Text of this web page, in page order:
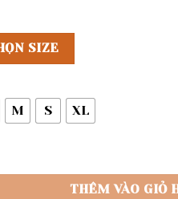
SIZE
M S XL
- áo sát nách số lượng
THÊM VÀO GIỎ